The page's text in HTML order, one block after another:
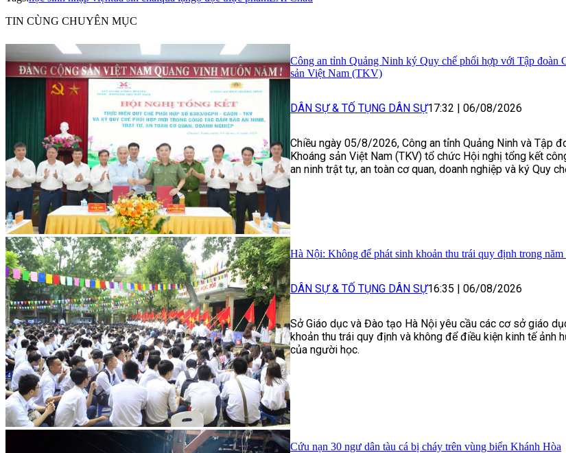
TIN CÙNG CHUYÊN MỤC
Công an tỉnh Quảng Ninh ký Quy chế phối hợp với Tập đoàn
sản Việt Nam (TKV)
DÂN SỰ & TỐ TỤNG DÂN SỰ17:32 06/08/2026
Chiều ngày 05/8/2026, Công an tỉnh Quảng Ninh và Tập
Khoáng sản Việt Nam (TKV) tổ chức Hội nghị tổng kết
an ninh trật tự, an toàn cơ quan, doanh nghiệp và ký Quy
Hà Nội: Không để phát sinh khoản thu trái quy định trong năm
DÂN SỰ & TỐ TỤNG DÂN SỰ16:35 | 06/08/2026
Sở Giáo dục và Đào tạo Hà Nội yêu cầu các cơ sở giáo
khoản thu trái quy định và không để điều kiện kinh tế ảnh
của người học.
Cứu nạn 30 ngư dân tàu cá bị cháy trên vùng biển Khánh Hòa